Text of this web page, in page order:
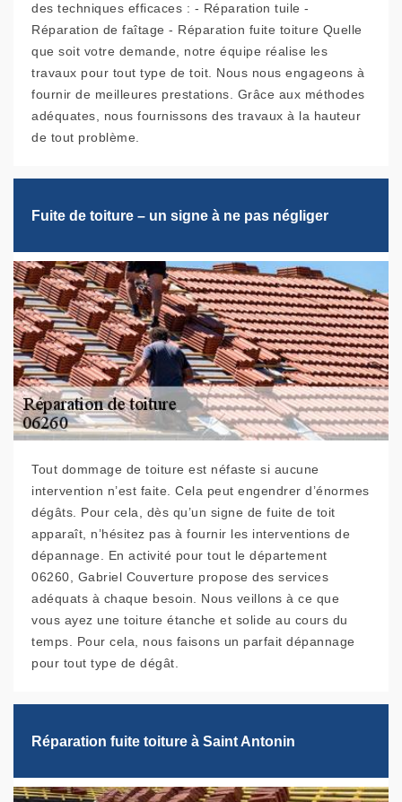
des techniques efficaces : - Réparation tuile -
Réparation de faîtage - Réparation fuite toiture Quelle
que soit votre demande, notre équipe réalise les
travaux pour tout type de toit. Nous nous engageons à
fournir de meilleures prestations. Grâce aux méthodes
adéquates, nous fournissons des travaux à la hauteur
de tout problème.
Fuite de toiture – un signe à ne pas négliger
Tout dommage de toiture est néfaste si aucune
intervention n’est faite. Cela peut engendrer d’énormes
dégâts. Pour cela, dès qu’un signe de fuite de toit
apparaît, n’hésitez pas à fournir les interventions de
dépannage. En activité pour tout le département
06260, Gabriel Couverture propose des services
adéquats à chaque besoin. Nous veillons à ce que
vous ayez une toiture étanche et solide au cours du
temps. Pour cela, nous faisons un parfait dépannage
pour tout type de dégât.
Réparation fuite toiture à Saint Antonin